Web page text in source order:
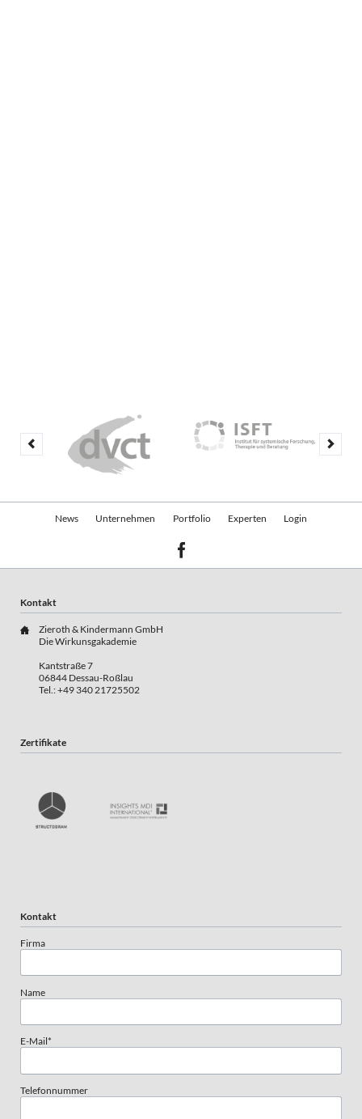
Navigation
überspringen
News Unternehmen Portfolio Experten Login
Kontakt
Zieroth & Kindermann GmbH
Die Wirkunsgakademie
Kantstraße 7
06844 Dessau-Roßlau
Tel.: +49 340 21725502
Zertifikate
Kontakt
Firma
Name
Pflichtfeld
E-Mail*
Telefonnummer